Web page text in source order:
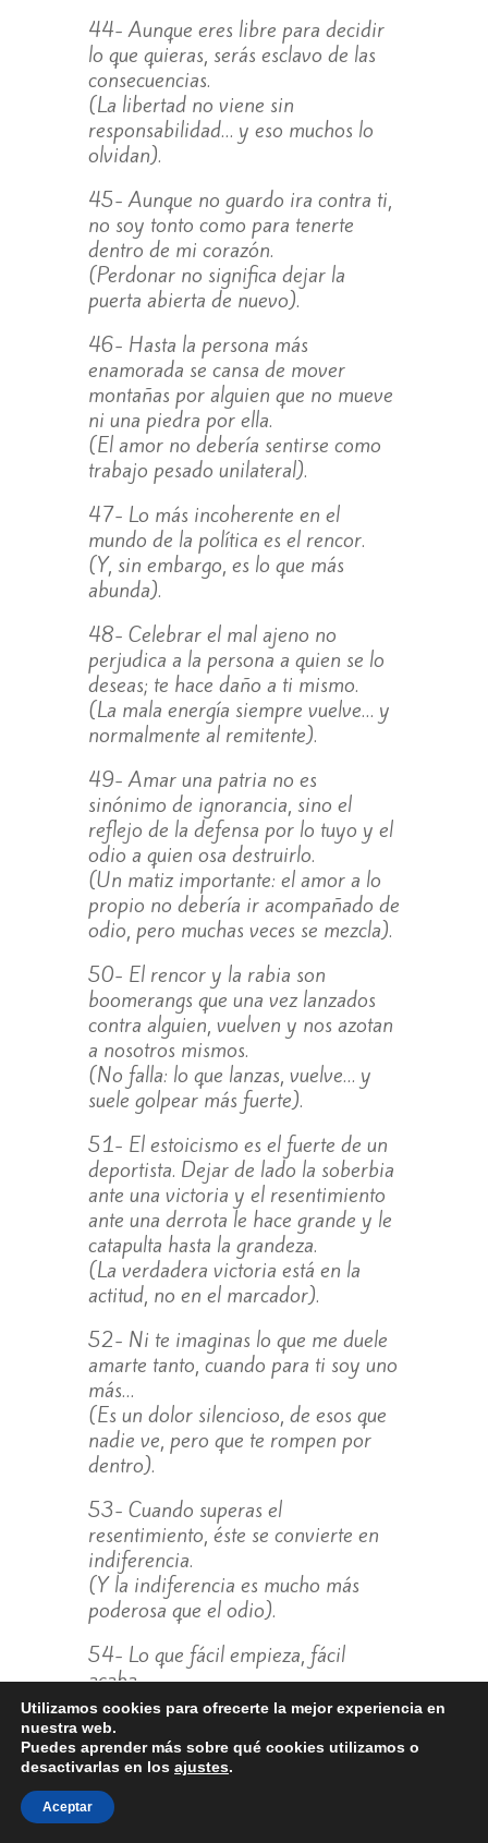
44- Aunque eres libre para decidir
lo que quieras, serás esclavo de las
consecuencias.
(La libertad no viene sin
responsabilidad… y eso muchos lo
olvidan).
45- Aunque no guardo ira contra ti,
no soy tonto como para tenerte
dentro de mi corazón.
(Perdonar no significa dejar la
puerta abierta de nuevo).
46- Hasta la persona más
enamorada se cansa de mover
montañas por alguien que no mueve
ni una piedra por ella.
(El amor no debería sentirse como
trabajo pesado unilateral).
47- Lo más incoherente en el
mundo de la política es el rencor.
(Y, sin embargo, es lo que más
abunda).
48- Celebrar el mal ajeno no
perjudica a la persona a quien se lo
deseas; te hace daño a ti mismo.
(La mala energía siempre vuelve… y
normalmente al remitente).
49- Amar una patria no es
sinónimo de ignorancia, sino el
reflejo de la defensa por lo tuyo y el
odio a quien osa destruirlo.
(Un matiz importante: el amor a lo
propio no debería ir acompañado de
odio, pero muchas veces se mezcla).
50- El rencor y la rabia son
boomerangs que una vez lanzados
contra alguien, vuelven y nos azotan
a nosotros mismos.
(No falla: lo que lanzas, vuelve… y
suele golpear más fuerte).
51- El estoicismo es el fuerte de un
deportista. Dejar de lado la soberbia
ante una victoria y el resentimiento
ante una derrota le hace grande y le
catapulta hasta la grandeza.
(La verdadera victoria está en la
actitud, no en el marcador).
52- Ni te imaginas lo que me duele
amarte tanto, cuando para ti soy uno
más…
(Es un dolor silencioso, de esos que
nadie ve, pero que te rompen por
dentro).
53- Cuando superas el
resentimiento, éste se convierte en
indiferencia.
(Y la indiferencia es mucho más
poderosa que el odio).
54- Lo que fácil empieza, fácil
acaba.
(Aunque no siempre… a veces lo que
empieza fácil sorprende y dura).
55- Mientras yo te amaba, lo único
que hiciste fue manipularme según te
convenía.
Utilizamos cookies para ofrecerte la mejor experiencia en
nuestra web.
Puedes aprender más sobre qué cookies utilizamos o
desactivarlas en los ajustes.
Aceptar